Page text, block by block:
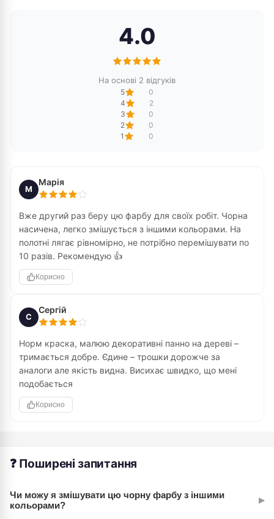
4.0
На основі 2 відгуків
5
0
4
2
3
0
2
0
1
0
М
Марія
Вже другий раз беру цю фарбу для своїх робіт. Чорна
насичена, легко змішується з іншими кольорами. На
полотні лягає рівномірно, не потрібно перемішувати по
10 разів. Рекомендую 👍
Корисно
С
Сергій
Норм краска, малюю декоративні панно на дереві –
тримається добре. Єдине – трошки дорожче за
аналоги але якість видна. Висихає швидко, що мені
подобається
Корисно
❓ Поширені запитання
Чи можу я змішувати цю чорну фарбу з іншими
кольорами?
▸